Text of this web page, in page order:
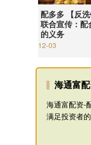
配多多 【反
联合宣传：配
的义务
12-03
海通富
海通富配资-
满足投资者